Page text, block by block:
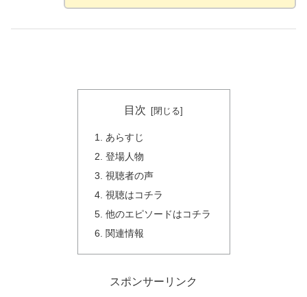
目次
あらすじ
登場人物
視聴者の声
視聴はコチラ
他のエピソードはコチラ
関連情報
スポンサーリンク